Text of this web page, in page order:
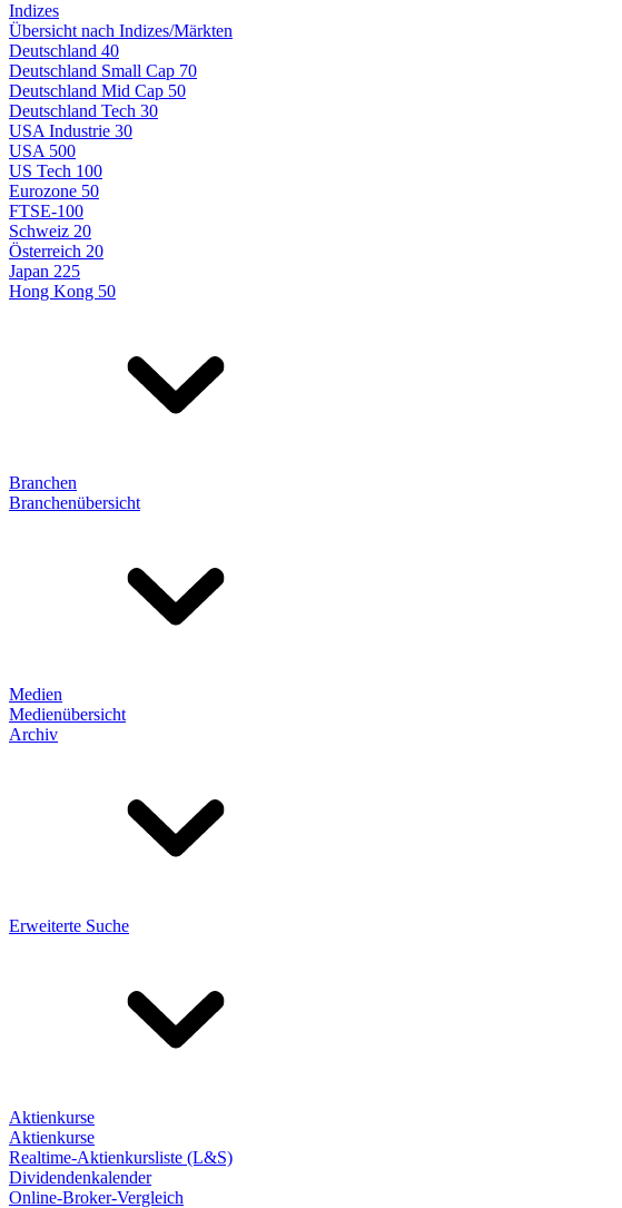
Indizes
Übersicht nach Indizes/Märkten
Deutschland 40
Deutschland Small Cap 70
Deutschland Mid Cap 50
Deutschland Tech 30
USA Industrie 30
USA 500
US Tech 100
Eurozone 50
FTSE-100
Schweiz 20
Österreich 20
Japan 225
Hong Kong 50
Branchen
Branchenübersicht
Medien
Medienübersicht
Archiv
Erweiterte Suche
Aktienkurse
Aktienkurse
Realtime-Aktienkursliste (L&S)
Dividendenkalender
Online-Broker-Vergleich